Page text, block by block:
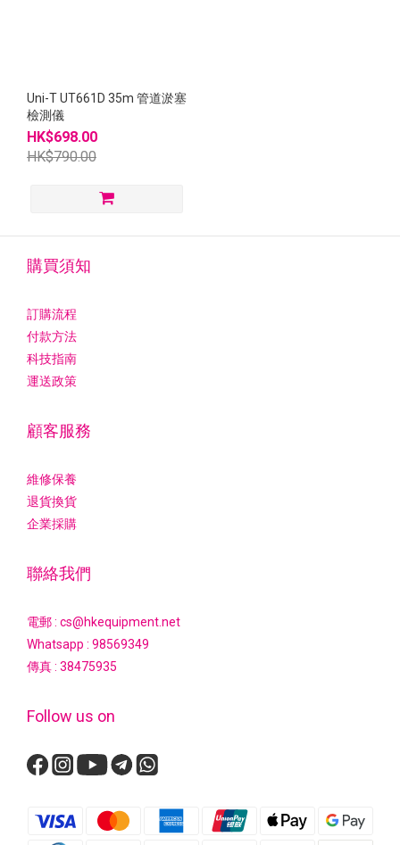
Uni-T UT661D 35m 管道淤塞
檢測儀
HK$698.00
HK$790.00
購買須知
訂購流程
付款方法
科技指南
運送政策
顧客服務
維修保養
退貨換貨
企業採購
聯絡我們
電郵 : cs@hkequipment.net
Whatsapp : 98569349
傳真 : 38475935
Follow us on